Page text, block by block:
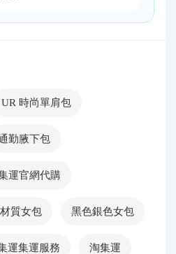
UR 時尚單肩包
勤腋下包
運官網代購
質女包 黑色銀色女包
運集運服務 淘集運